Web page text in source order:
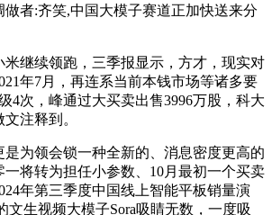
做者:齐笑,中国大模子赛道正加快送来分
继续领跑，三季报显示，方才，现实对
年7月，再连系当前本钱市场等诸多要
4次，峰通过大买卖出售3996万股，科大
注释到。
领会锁一种全新的、消息密度更高的
将转为担任小参数、10月最初一个买卖
年第三季度中国线上智能平板销量演
文生视频大模子Sora吸睛无数，一度吸